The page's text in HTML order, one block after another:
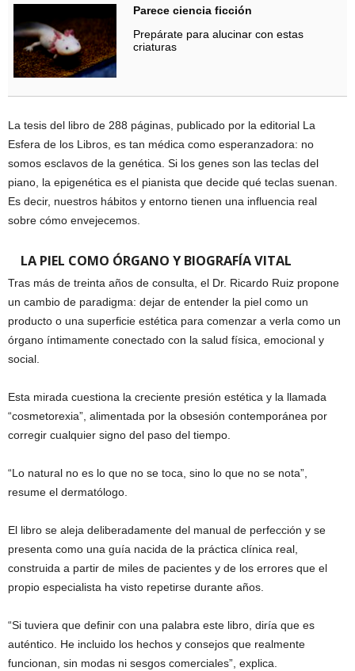
Parece ciencia ficción
Prepárate para alucinar con estas
criaturas
La tesis del libro de 288 páginas, publicado por la editorial La
Esfera de los Libros, es tan médica como esperanzadora: no
somos esclavos de la genética. Si los genes son las teclas del
piano, la epigenética es el pianista que decide qué teclas suenan.
Es decir, nuestros hábitos y entorno tienen una influencia real
sobre cómo envejecemos.
LA PIEL COMO ÓRGANO Y BIOGRAFÍA VITAL
Tras más de treinta años de consulta, el Dr. Ricardo Ruiz propone
un cambio de paradigma: dejar de entender la piel como un
producto o una superficie estética para comenzar a verla como un
órgano íntimamente conectado con la salud física, emocional y
social.
Esta mirada cuestiona la creciente presión estética y la llamada
“cosmetorexia”, alimentada por la obsesión contemporánea por
corregir cualquier signo del paso del tiempo.
“Lo natural no es lo que no se toca, sino lo que no se nota”,
resume el dermatólogo.
El libro se aleja deliberadamente del manual de perfección y se
presenta como una guía nacida de la práctica clínica real,
construida a partir de miles de pacientes y de los errores que el
propio especialista ha visto repetirse durante años.
“Si tuviera que definir con una palabra este libro, diría que es
auténtico. He incluido los hechos y consejos que realmente
funcionan, sin modas ni sesgos comerciales”, explica.